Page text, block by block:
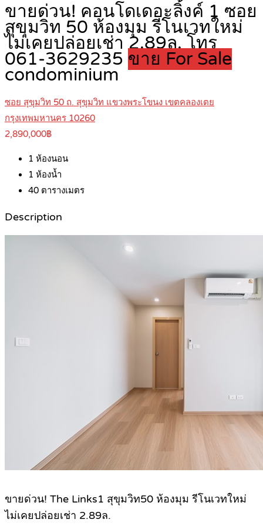
ขายด่วน! คอนโดเดอะลิ้งค์ 1 ซอย
สุขุมวิท 50 ห้องมุม รีโนเวทใหม่
ไม่เคยปล่อยเช่า 2.89ล. โทร
061-3629235 ขาย For Sale
condominium
ซอย สุขุมวิท 50 ถ. สุขุมวิท แขวงพระโขนง เขตคลองเตย
กรุงเทพมหานคร 10260
2,890,000฿
1 ห้องนอน
1 ห้องน้ำ
40 ตารางเมตร
Description
ขายด่วน! The Links1 สุขุมวิท50 ห้องมุม รีโนเวทใหม่
ไม่เคยปล่อยเช่า 2.89ล.